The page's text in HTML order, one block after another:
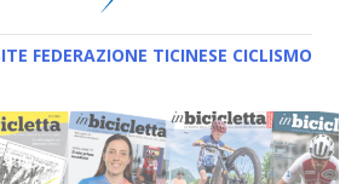
FEDERAZIONE TICINESE CICLISMO